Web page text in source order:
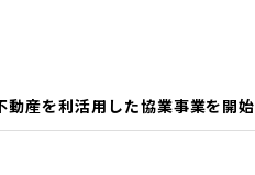
動産を利活用した協業事業を開始